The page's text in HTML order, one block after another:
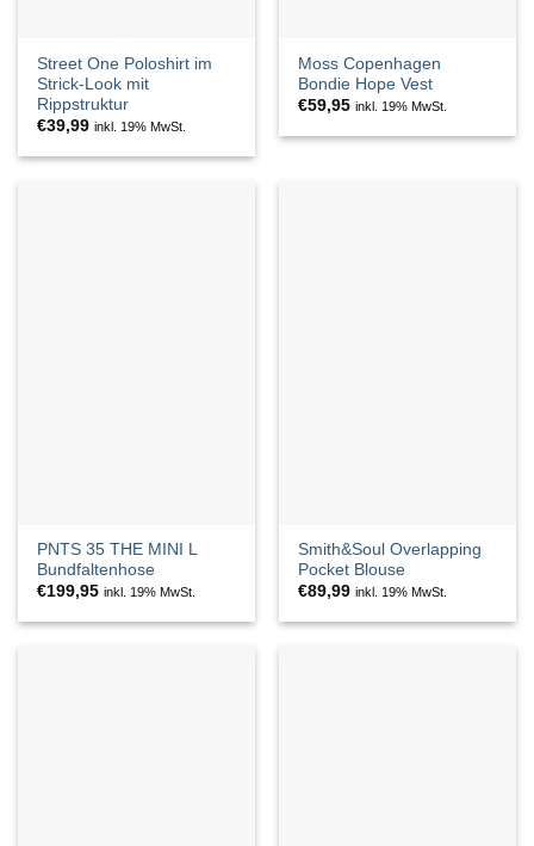
Street One Poloshirt im
Strick-Look mit
Rippstruktur
€39,99 inkl. 19% MwSt.
Moss Copenhagen
Bondie Hope Vest
€59,95 inkl. 19% MwSt.
PNTS 35 THE MINI L
Bundfaltenhose
€199,95 inkl. 19% MwSt.
Smith&Soul Overlapping
Pocket Blouse
€89,99 inkl. 19% MwSt.